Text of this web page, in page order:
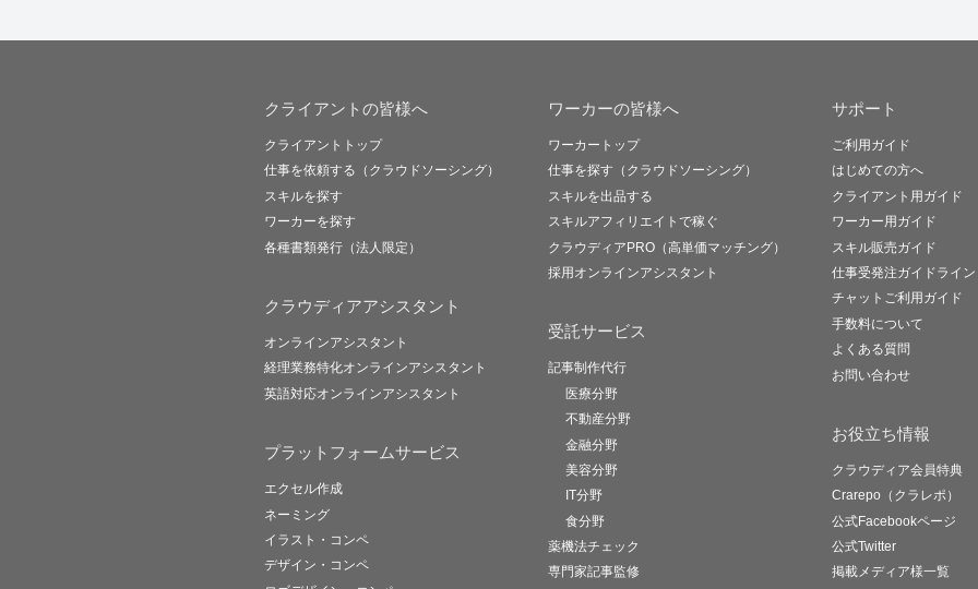
クライアントの皆様へ
クライアントトップ
仕事を依頼する（クラウドソーシング）
スキルを探す
ワーカーを探す
各種書類発行（法人限定）
クラウディアアシスタント
オンラインアシスタント
経理業務特化オンラインアシスタント
英語対応オンラインアシスタント
プラットフォームサービス
エクセル作成
ネーミング
イラスト・コンペ
デザイン・コンペ
ワーカーの皆様へ
ワーカートップ
仕事を探す（クラウドソーシング）
スキルを出品する
スキルアフィリエイトで稼ぐ
クラウディアPRO（高単価マッチング）
採用オンラインアシスタント
受託サービス
記事制作代行
医療分野
不動産分野
金融分野
美容分野
IT分野
食分野
薬機法チェック
専門家記事監修
サポート
ご利用ガイド
はじめての方へ
クライアント用ガイド
ワーカー用ガイド
スキル販売ガイド
仕事受発注ガイドライン
チャットご利用ガイド
手数料について
よくある質問
お問い合わせ
お役立ち情報
クラウディア会員特典
Crarepo（クラレポ）
公式Facebookページ
公式Twitter
掲載メディア様一覧